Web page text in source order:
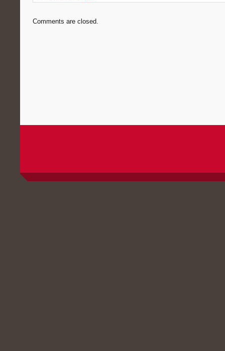
Comments are closed.